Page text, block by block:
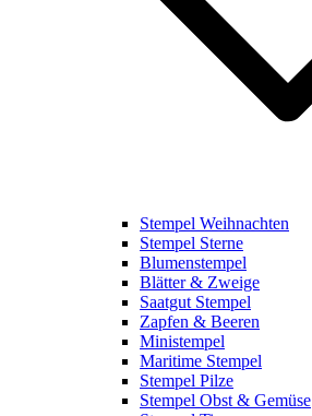
Stempel Weihnachten
Stempel Sterne
Blumenstempel
Blätter & Zweige
Saatgut Stempel
Zapfen & Beeren
Ministempel
Maritime Stempel
Stempel Pilze
Stempel Obst & Gemüse